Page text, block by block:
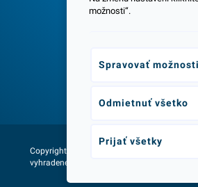
Copyright © 2026 - Všetky práva
vyhradené lumax.sk
možnosti“.
Spravovať možnosti
Odmietnuť všetko
Prijať všetky